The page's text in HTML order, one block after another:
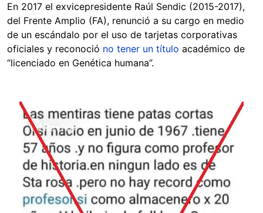
En 2017 el exvicepresidente Raúl Sendic (2015-2017),
del Frente Amplio (FA), renunció a su cargo en medio
de un escándalo por el uso de tarjetas corporativas
oficiales y reconoció no tener un título académico de
“licenciado en Genética humana”.
Image